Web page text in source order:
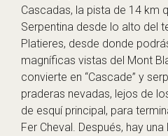
Cascadas, la pista de 14 km
Serpentina desde lo alto del
Platieres, desde donde
magníficas vistas del Mont
convierte en “Cascade” y
praderas nevadas, lejos de
de esquí principal, para
Fer Cheval. Después, hay